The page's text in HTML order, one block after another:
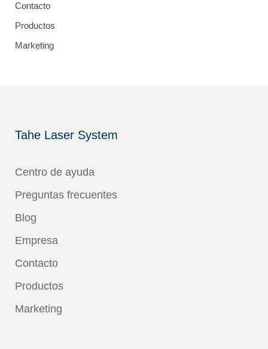
Contacto
Productos
Marketing
Tahe Laser System
Centro de ayuda
Preguntas frecuentes
Blog
Empresa
Contacto
Productos
Marketing